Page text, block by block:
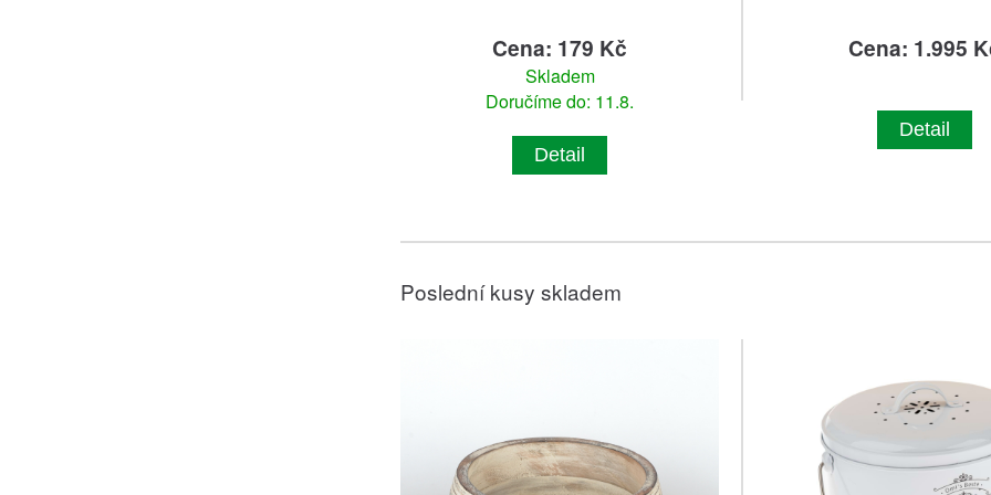
Cena: 179 Kč
Skladem
Doručíme do: 11.8.
Detail
Cena: 1.995
Detail
Poslední kusy skladem